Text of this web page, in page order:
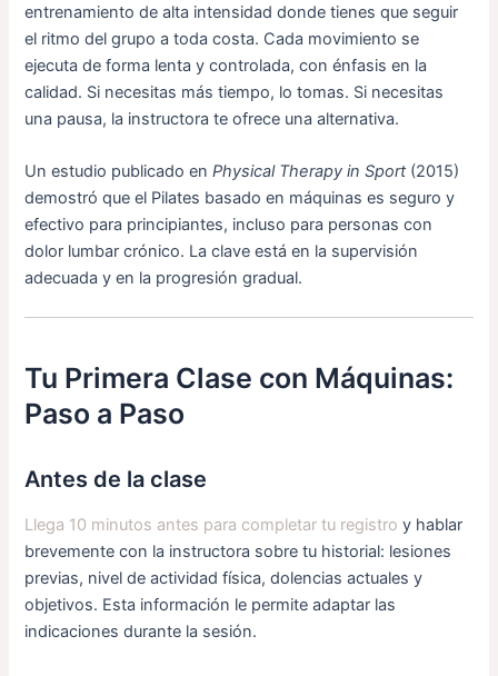
entrenamiento de alta intensidad donde tienes que seguir
el ritmo del grupo a toda costa. Cada movimiento se
ejecuta de forma lenta y controlada, con énfasis en la
calidad. Si necesitas más tiempo, lo tomas. Si necesitas
una pausa, la instructora te ofrece una alternativa.
Un estudio publicado enPhysical Therapy in Sport(2015)
demostró que el Pilates basado en máquinas es seguro y
efectivo para principiantes, incluso para personas con
dolor lumbar crónico. La clave está en la supervisión
adecuada y en la progresión gradual.
Tu Primera Clase con Máquinas:
Paso a Paso
Antes de la clase
Llega 10 minutos antes para completar tu registro y hablar
brevemente con la instructora sobre tu historial: lesiones
previas, nivel de actividad física, dolencias actuales y
objetivos. Esta información le permite adaptar las
indicaciones durante la sesión.